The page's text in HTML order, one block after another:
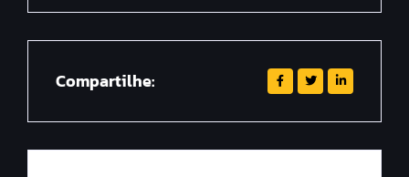
Compartilhe: